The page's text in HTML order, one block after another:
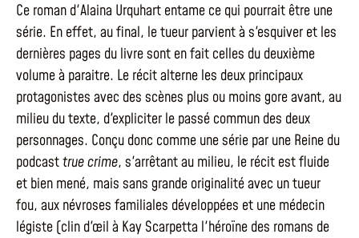
Ce roman d'Alaina Urquhart entame ce qui pourrait être une
série. En effet, au final, le tueur parvient à s'esquiver et les
dernières pages du livre sont en fait celles du deuxième
volume à paraitre. Le récit alterne les deux principaux
protagonistes avec des scènes plus ou moins gore avant, au
milieu du texte, d'expliciter le passé commun des deux
personnages. Conçu donc comme une série par une Reine du
podcasttrue crime, s'arrêtant au milieu, le récit est fluide
et bien mené, mais sans grande originalité avec un tueur
fou, aux névroses familiales développées et une médecin
légiste (clin d'œil à Kay Scarpetta l'héroïne des romans de